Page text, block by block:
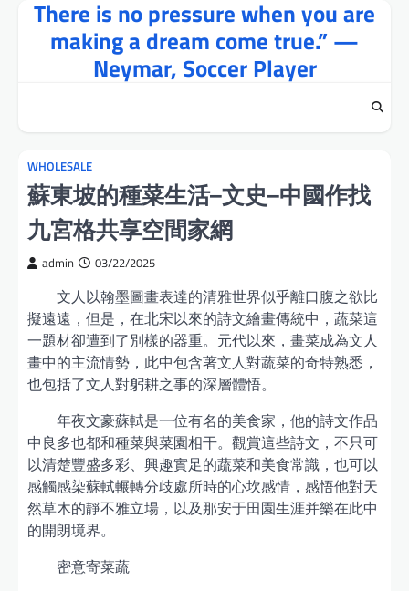
There is no pressure when you are
making a dream come true.” —
Neymar, Soccer Player
WHOLESALE
蘇東坡的種菜生活–文史–中國作找
九宮格共享空間家網
admin 03/22/2025
文人以翰墨圖畫表達的清雅世界似乎離口腹之欲比
擬遠遠，但是，在北宋以來的詩文繪畫傳統中，蔬菜這
一題材卻遭到了別樣的器重。元代以來，畫菜成為文人
畫中的主流情勢，此中包含著文人對蔬菜的奇特熟悉，
也包括了文人對躬耕之事的深層體悟。
年夜文豪蘇軾是一位有名的美食家，他的詩文作品
中良多也都和種菜與菜園相干。觀賞這些詩文，不只可
以清楚豐盛多彩、興趣實足的蔬菜和美食常識，也可以
感觸感染蘇軾輾轉分歧處所時的心坎感情，感悟他對天
然草木的靜不雅立場，以及那安于田園生涯并樂在此中
的開朗境界。
密意寄菜蔬